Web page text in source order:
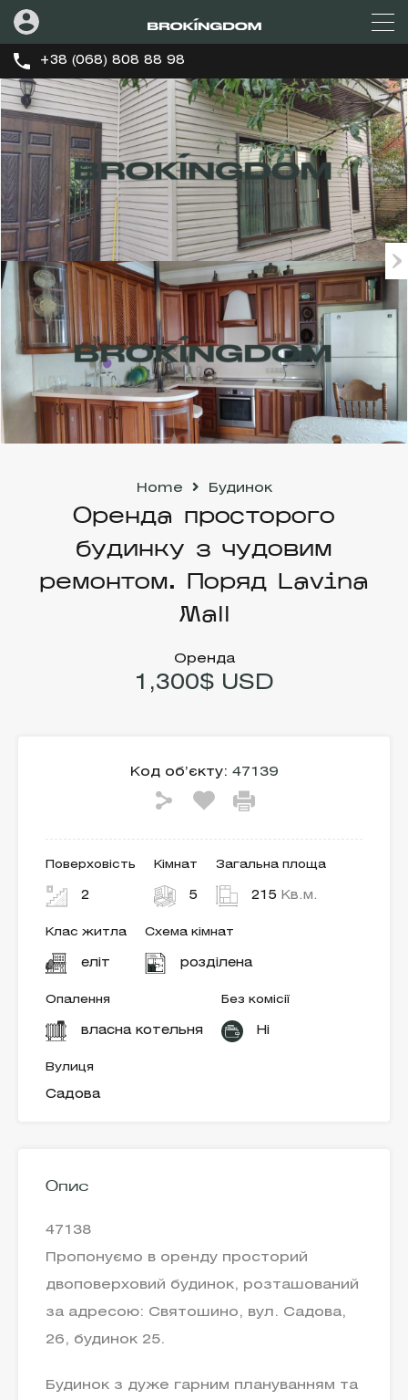
+38 (068) 808 88 98
Home Будинок
Оренда просторого
будинку з чудовим
ремонтом. Поряд Lavina
Mall
Оренда
1,300$ USD
Код об’єкту: 47139
Поверховість
2
Кімнат
5
Загальна площа
215 Кв.м.
Клас житла
еліт
Схема кімнат
розділена
Опалення
власна котельня
Без комісії
Ні
Вулиця
Садова
Опис
47138
Пропонуємо в оренду просторий
двоповерховий будинок, розташований
за адресою: Святошино, вул. Садова,
26, будинок 25.
Будинок з дуже гарним плануванням та